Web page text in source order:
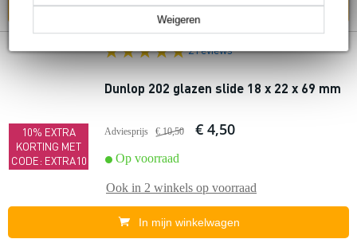
Weigeren
In mijn winkelwagen
10% EXTRA
KORTING MET
CODE: EXTRA10
2 reviews
Dunlop 202 glazen slide 18 x 22 x 69 mm
Adviesprijs € 10,50 € 4,50
Op voorraad
Ook in 2 winkels op voorraad
In mijn winkelwagen